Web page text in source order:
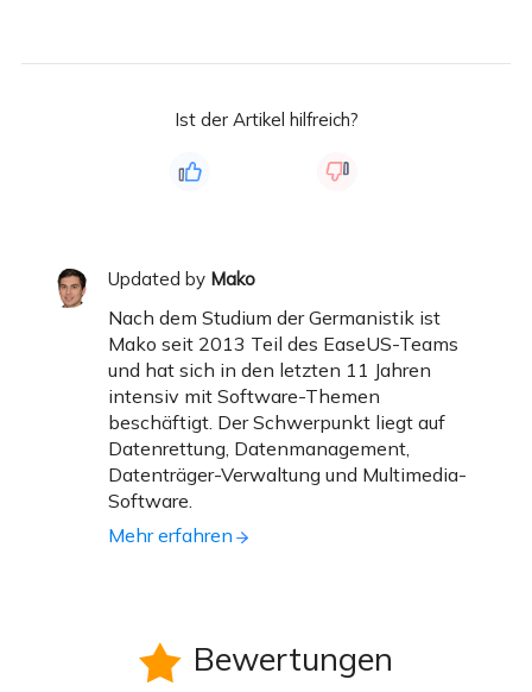
Ist der Artikel hilfreich?
Updated by Mako
Nach dem Studium der Germanistik ist
Mako seit 2013 Teil des EaseUS-Teams
und hat sich in den letzten 11 Jahren
intensiv mit Software-Themen
beschäftigt. Der Schwerpunkt liegt auf
Datenrettung, Datenmanagement,
Datenträger-Verwaltung und Multimedia-
Software.
Mehr erfahren
 Bewertungen